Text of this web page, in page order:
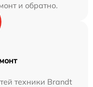
и обратно.
техники Brandt